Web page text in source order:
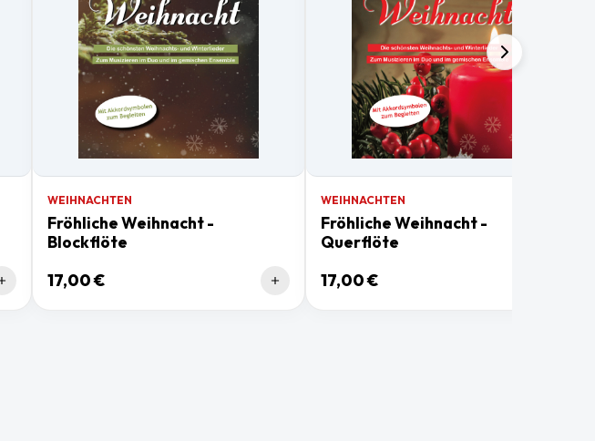
WEIHNACHTEN
Fröhliche Weihnacht -
Blockflöte
17,00 €
WEIHNACHTEN
Fröhliche Weihnacht -
Querflöte
17,00 €